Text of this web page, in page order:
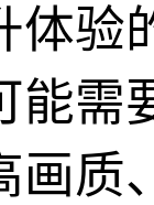
体验
能需
画质